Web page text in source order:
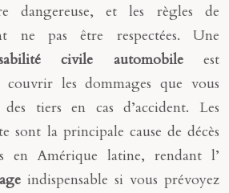
dangereuse, et les règles de
ne pas être respectées. Une
civile automobile est
couvrir les dommages que vous
tiers en cas d’accident. Les
sont la principale cause de décès
en Amérique latine, rendant l’
indispensable si vous prévoyez